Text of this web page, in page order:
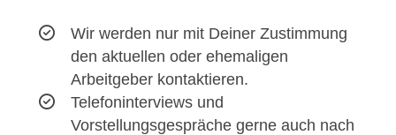
Wir werden nur mit Deiner Zustimmung
den aktuellen oder ehemaligen
Arbeitgeber kontaktieren.
Telefoninterviews und
Vorstellungsgespräche gerne auch nach